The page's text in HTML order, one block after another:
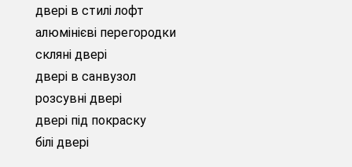
двері в стилі лофт
алюмінієві перегородки
скляні двері
двері в санвузол
розсувні двері
двері під покраску
білі двері